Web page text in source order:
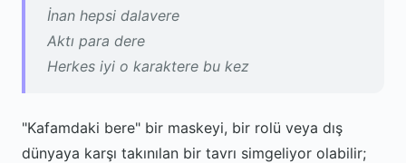
İnan hepsi dalavere
Aktı para dere
Herkes iyi o karaktere bu kez
"Kafamdaki bere" bir maskeyi, bir rolü veya dış
dünyaya karşı takınılan bir tavrı simgeliyor olabilir;